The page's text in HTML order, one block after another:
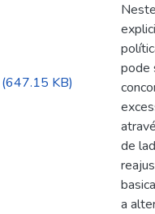
(647.15 KB)
pode
de
a